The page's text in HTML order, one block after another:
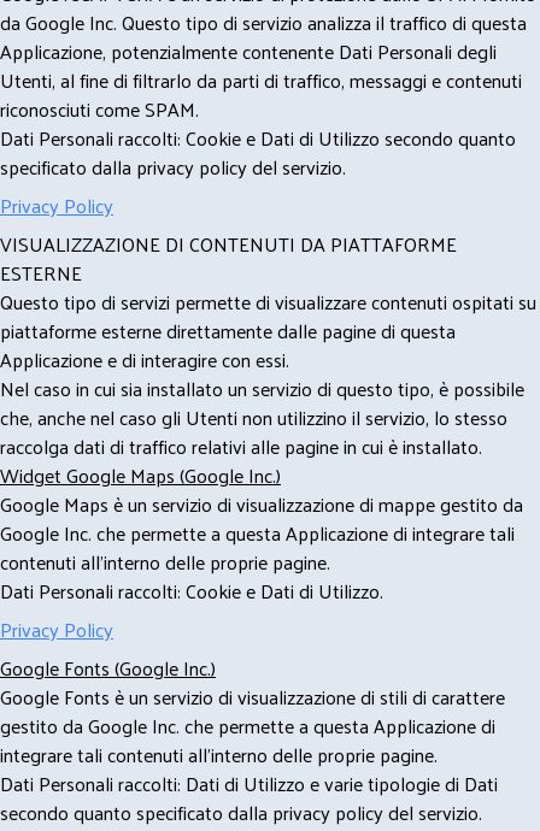
da Google Inc. Questo tipo di servizio analizza il traffico di questa
Applicazione, potenzialmente contenente Dati Personali degli
Utenti, al fine di filtrarlo da parti di traffico, messaggi e contenuti
riconosciuti come SPAM.
Dati Personali raccolti: Cookie e Dati di Utilizzo secondo quanto
specificato dalla privacy policy del servizio.
Privacy Policy
VISUALIZZAZIONE DI CONTENUTI DA PIATTAFORME
ESTERNE
Questo tipo di servizi permette di visualizzare contenuti ospitati su
piattaforme esterne direttamente dalle pagine di questa
Applicazione e di interagire con essi.
Nel caso in cui sia installato un servizio di questo tipo, è possibile
che, anche nel caso gli Utenti non utilizzino il servizio, lo stesso
raccolga dati di traffico relativi alle pagine in cui è installato.
Widget Google Maps (Google Inc.)
Google Maps è un servizio di visualizzazione di mappe gestito da
Google Inc. che permette a questa Applicazione di integrare tali
contenuti all'interno delle proprie pagine.
Dati Personali raccolti: Cookie e Dati di Utilizzo.
Privacy Policy
Google Fonts (Google Inc.)
Google Fonts è un servizio di visualizzazione di stili di carattere
gestito da Google Inc. che permette a questa Applicazione di
integrare tali contenuti all'interno delle proprie pagine.
Dati Personali raccolti: Dati di Utilizzo e varie tipologie di Dati
secondo quanto specificato dalla privacy policy del servizio.